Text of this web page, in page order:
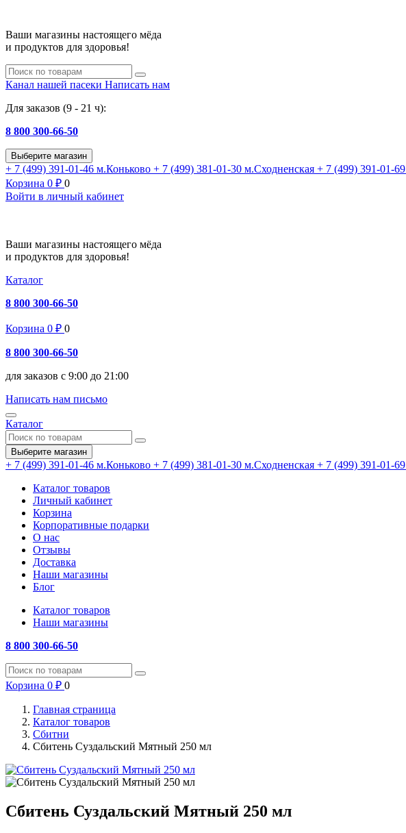
Ваши магазины настоящего мёда
и продуктов для здоровья!
Канал нашей пасеки Написать нам
Для заказов (9 - 21 ч):
8 800 300-66-50
Выберите магазин
+ 7 (499) 391-01-46 м.Коньково + 7 (499) 381-01-30 м.Сходненская + 7 (499) 391-01-69
Корзина 0 ₽ 0
Войти в личный кабинет
Ваши магазины настоящего мёда
и продуктов для здоровья!
Каталог
8 800 300-66-50
Корзина 0 ₽ 0
8 800 300-66-50
для заказов с 9:00 до 21:00
Написать нам письмо
Каталог
Выберите магазин
+ 7 (499) 391-01-46 м.Коньково + 7 (499) 381-01-30 м.Сходненская + 7 (499) 391-01-69
Каталог товаров
Личный кабинет
Корзина
Корпоративные подарки
О нас
Отзывы
Доставка
Наши магазины
Блог
Каталог товаров
Наши магазины
8 800 300-66-50
Корзина 0 ₽ 0
Главная страница
Каталог товаров
Сбитни
Сбитень Суздальский Мятный 250 мл
Сбитень Суздальский Мятный 250 мл